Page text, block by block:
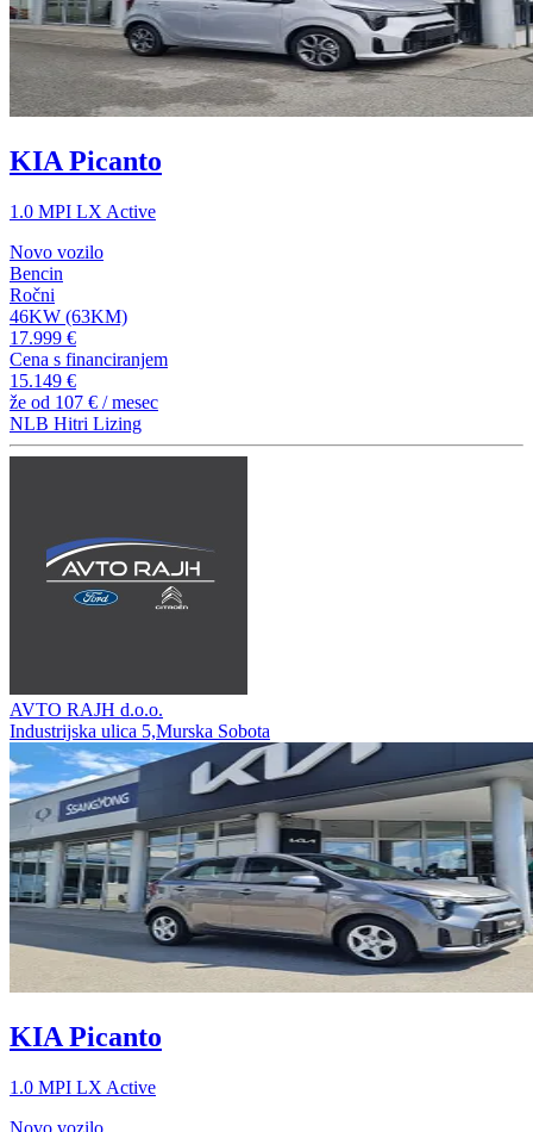
KIA Picanto
1.0 MPI LX Active
Novo vozilo
Bencin
Ročni
46KW (63KM)
17.999 €
Cena s financiranjem
15.149 €
že od 107 € / mesec
NLB Hitri Lizing
AVTO RAJH d.o.o.
Industrijska ulica 5,Murska Sobota
KIA Picanto
1.0 MPI LX Active
Novo vozilo